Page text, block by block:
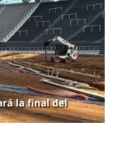
la final del